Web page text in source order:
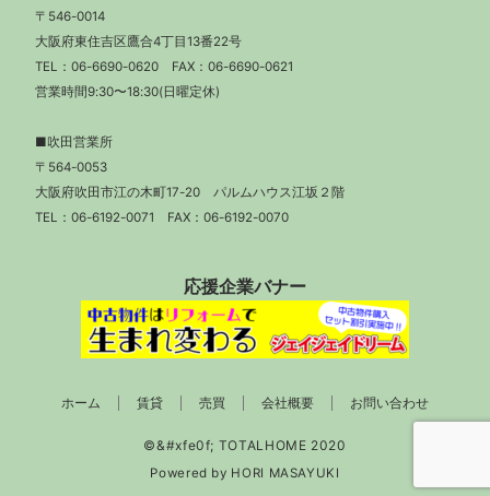
〒546-0014
大阪府東住吉区鷹合4丁目13番22号
TEL： 06-6690-0620 FAX：06-6690-0621
営業時間9:30〜18:30(日曜定休)
■吹田営業所
〒564-0053
大阪府吹田市江の木町17-20 パルムハウス江坂２階
TEL： 06-6192-0071 FAX：06-6192-0070
応援企業バナー
ホーム 賃貸 売買 会社概要 お問い合わせ
Powered by